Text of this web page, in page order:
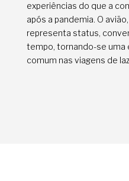
experiências do que a
após a pandemia. O
representa status,
tempo, tornando-se uma
comum nas viagens de